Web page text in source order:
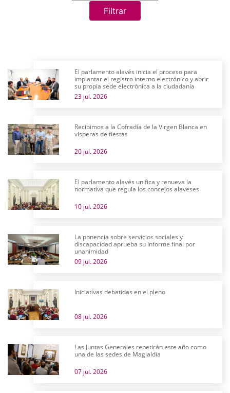
Filtrar
El parlamento alavés inicia el proceso para
implantar el registro interno electrónico y abrir
su propia sede electrónica a la ciudadanía
23 jul. 2026
Recibimos a la Cofradía de la Virgen Blanca en
vísperas de fiestas
20 jul. 2026
El parlamento alavés unifica y renueva la
normativa que regula los concejos alaveses
10 jul. 2026
La ponencia sobre servicios sociales y
discapacidad aprueba su informe final por
unanimidad
09 jul. 2026
Iniciativas debatidas en el pleno
08 jul. 2026
Las Juntas Generales repetirán este año como
una de las sedes de Magialdia
07 jul. 2026